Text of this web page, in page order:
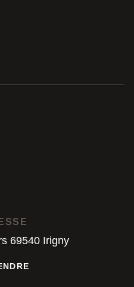
69540 Irigny